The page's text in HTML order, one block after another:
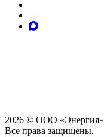
2026 © ООО «Энергия»
Все права защищены.